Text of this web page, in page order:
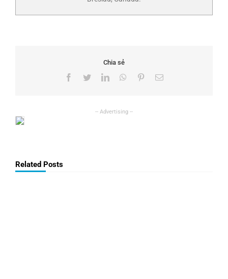
Chia sẻ
Facebook
TwitterLinkedInWhatsApp
PinterestEmail
Related Posts